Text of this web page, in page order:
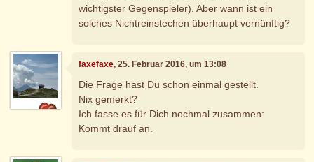
wichtigster Gegenspieler). Aber wann ist ein
solches Nichtreinstechen überhaupt vernünftig?
faxefaxe, 25. Februar 2016, um 13:08
Die Frage hast Du schon einmal gestellt.
Nix gemerkt?
Ich fasse es für Dich nochmal zusammen:
Kommt drauf an.